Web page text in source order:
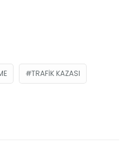
TRAFIK KAZASI